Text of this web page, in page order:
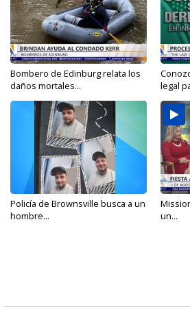
Bombero de Edinburg relata los
daños mortales...
legal
Policía de Brownsville busca a un
hombre...
un...